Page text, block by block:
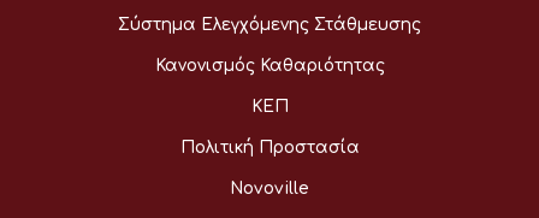
Σύστημα Ελεγχόμενης Στάθμευσης
Κανονισμός Καθαριότητας
ΚΕΠ
Πολιτική Προστασία
Novoville